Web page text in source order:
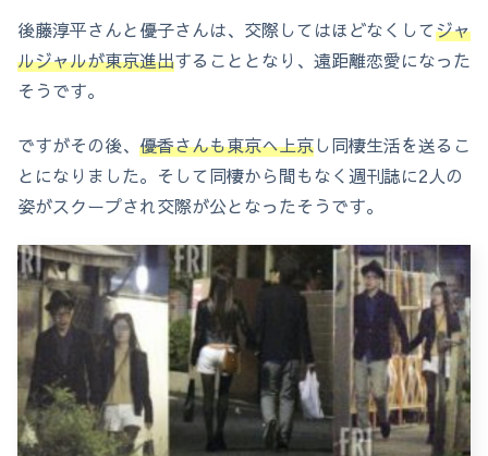
後藤淳平さんと優子さんは、交際してはほどなくしてジャ
ルジャルが東京進出することとなり、遠距離恋愛になった
そうです。
ですがその後、 優香さんも東京へ上京し同棲生活を送るこ
とになりました。そして同棲から間もなく週刊誌に2人の
姿がスクープされ交際が公となったそうです。